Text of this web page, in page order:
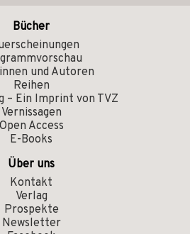
Bücher
und Autoren
Reihen
– Ein Imprint von TVZ
Vernissagen
Open Access
E-Books
Über uns
Kontakt
Verlag
Prospekte
Newsletter